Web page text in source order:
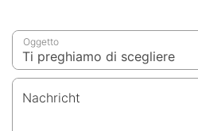
Oggetto
Nachricht